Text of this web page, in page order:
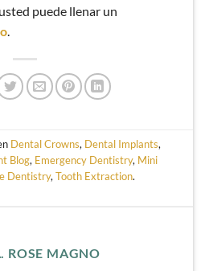
puede llenar un
.
Dental Crowns, Dental Implants,
Blog, Emergency Dentistry, Mini
Dentistry,Tooth Extraction.
ROSE MAGNO